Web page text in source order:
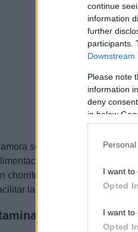
continue
information
further
participants.
Downstream
Please note
information
deny
in below
I want to
Opted In
I want to
Opted In
subraya la necesidad de
diaria. Una
chorrito de vinagre a las
la absorción de hierro”.
C como aliada